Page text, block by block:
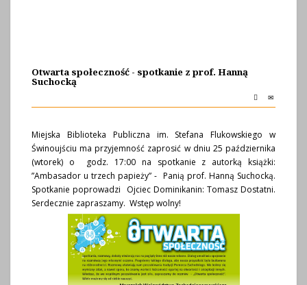
Otwarta społeczność - spotkanie z prof. Hanną
Suchocką
Miejska Biblioteka Publiczna im. Stefana Flukowskiego w
Świnoujściu ma przyjemność zaprosić w dniu 25 października
(wtorek) o godz. 17:00 na spotkanie z autorką książki:
”Ambasador u trzech papieży” - Panią prof. Hanną Suchocką.
Spotkanie poprowadzi Ojciec Dominikanin: Tomasz Dostatni.
Serdecznie zapraszamy. Wstęp wolny!